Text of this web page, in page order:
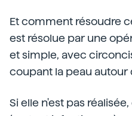
Et comment résoudre
est résolue par une
et simple, avec
coupant la peau autour
Si elle n'est pas